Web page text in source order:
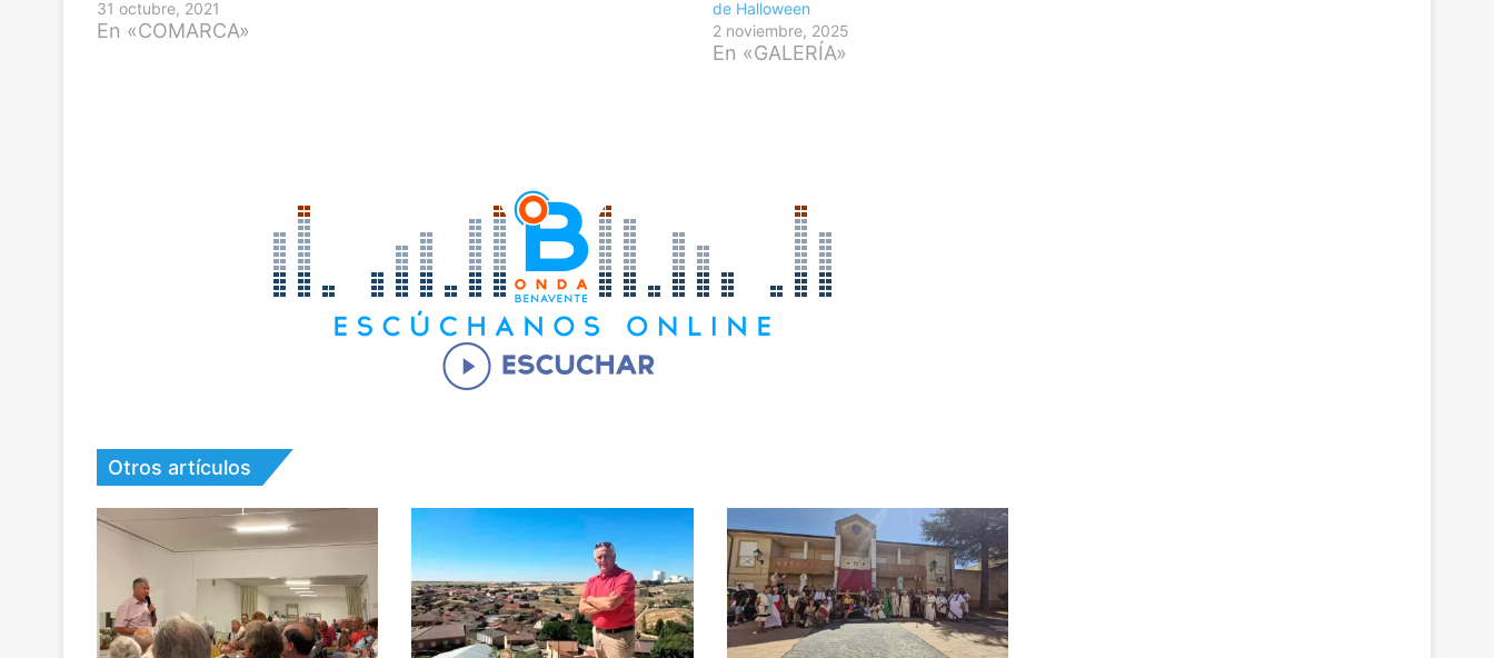
31 octubre, 2021
En «COMARCA»
de Halloween
2 noviembre, 2025
En «GALERÍA»
Otros artículos